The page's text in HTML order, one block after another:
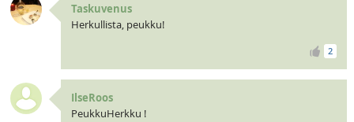
Taskuvenus
Herkullista, peukku!
2
IlseRoos
PeukkuHerkku !